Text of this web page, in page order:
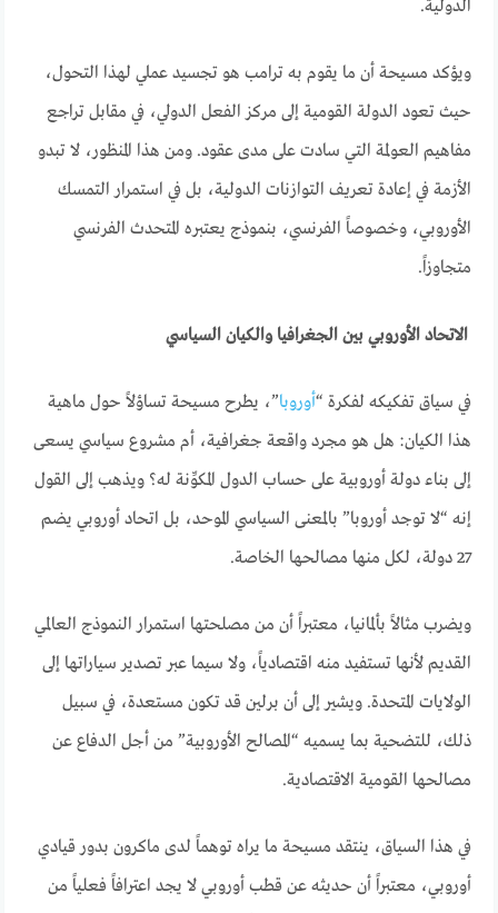
الدولية.
ويؤكد مسيحة أن ما يقوم به ترامب هو تجسيد عملي لهذا التحول،
حيث تعود الدولة القومية إلى مركز الفعل الدولي، في مقابل تراجع
مفاهيم العولمة التي سادت على مدى عقود. ومن هذا المنظور، لا تبدو
الأزمة في إعادة تعريف التوازنات الدولية، بل في استمرار التمسك
الأوروبي، وخصوصاً الفرنسي، بنموذج يعتبره المتحدث الفرنسي
متجاوزاً.
الاتحاد الأوروبي بين الجغرافيا والكيان السياسي
في سياق تفكيكه لفكرة “أوروبا”، يطرح مسيحة تساؤلاً حول ماهية
هذا الكيان: هل هو مجرد واقعة جغرافية، أم مشروع سياسي يسعى
إلى بناء دولة أوروبية على حساب الدول المكوِّنة له؟ ويذهب إلى القول
إنه “لا توجد أوروبا” بالمعنى السياسي الموحد، بل اتحاد أوروبي يضم
27 دولة، لكل منها مصالحها الخاصة.
ويضرب مثالاً بألمانيا، معتبراً أن من مصلحتها استمرار النموذج العالمي
القديم لأنها تستفيد منه اقتصادياً، ولا سيما عبر تصدير سياراتها إلى
الولايات المتحدة. ويشير إلى أن برلين قد تكون مستعدة، في سبيل
ذلك، للتضحية بما يسميه “المصالح الأوروبية” من أجل الدفاع عن
مصالحها القومية الاقتصادية.
في هذا السياق، ينتقد مسيحة ما يراه توهماً لدى ماكرون بدور قيادي
أوروبي، معتبراً أن حديثه عن قطب أوروبي لا يجد اعترافاً فعلياً من